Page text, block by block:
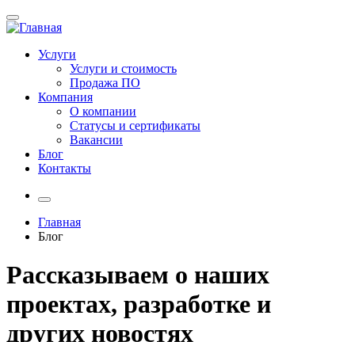
Услуги
Услуги и стоимость
Продажа ПО
Компания
О компании
Статусы и сертификаты
Вакансии
Блог
Контакты
Главная
Блог
Рассказываем о наших
проектах, разработке и
других новостях